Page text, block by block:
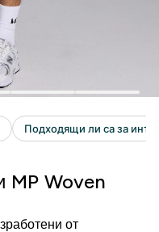
MP Woven
от